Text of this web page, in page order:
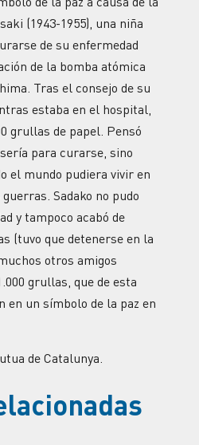
(1943-1955), una niña
de su enfermedad
de la bomba atómica
Tras el consejo de su
estaba en el hospital,
grullas de papel. Pensó
para curarse, sino
el mundo pudiera vivir en
Sadako no pudo
y tampoco acabó de
(tuvo que detenerse en la
otros amigos
grullas, que de esta
en un símbolo de la paz en
de Catalunya.